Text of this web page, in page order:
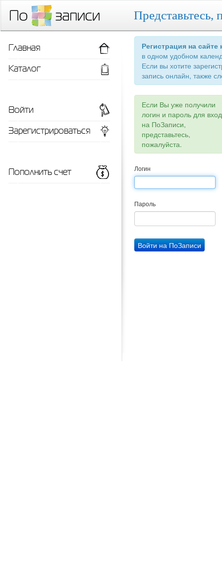
Представьтесь,
Регистрация на
в одном удобном
Если вы хотите
запись онлайн, также
Если Вы уже получили
логин и пароль для
на ПоЗаписи,
представьтесь,
пожалуйста.
Логин
Пароль
Главная
Каталог
Войти
Зарегистрироваться
Пополнить счет